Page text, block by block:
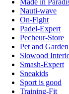
Made in
Nauti-wave
On-Fight
Padel-Expert
Pecheur-Store
Pet and Garden
Slowood
Smash-Expert
Sneakids
Sport is good
Training-Fit